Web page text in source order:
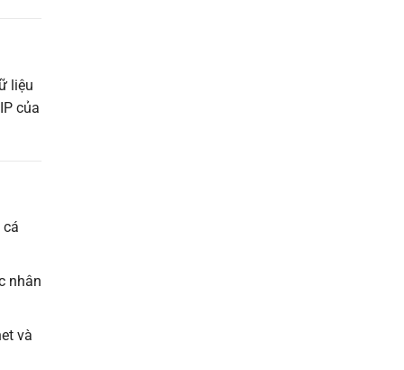
liệu
của
cá
nhân
và